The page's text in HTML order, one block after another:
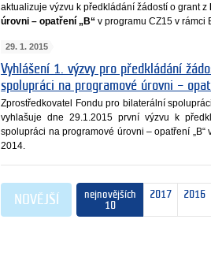
aktualizuje výzvu k předkládání žádostí o grant z
úrovni – opatření „B“ v programu CZ15 v rámci
29. 1. 2015
Vyhlášení 1. výzvy pro předkládání
spolupráci na programové úrovni –
Zprostředkovatel Fondu pro bilaterální
vyhlašuje dne 29.1.2015 první výzvu k
spolupráci na programové úrovni – opatření
2014.
nejnovějších
10
2017 2016
NOVĚJŠÍ